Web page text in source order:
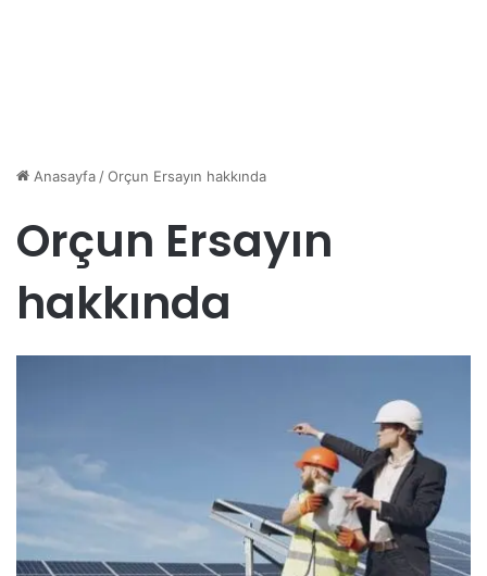
Anasayfa/Orçun Ersayın hakkında
Orçun Ersayın
hakkında